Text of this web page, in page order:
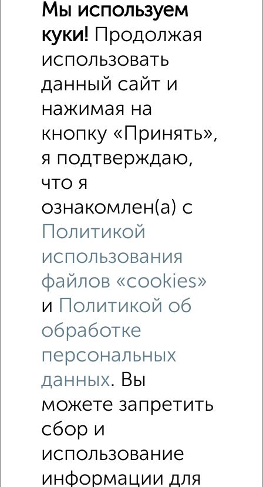
Похожие предложения рядом
Дома недалеко от Керченская 1
Рядом, с меньшей ценой
Недалеко от Керченская 1 с ценой ниже
Поиск по схожим параметрам:
микрорайон Дубинка на улице Керченская
С холодильником
Со стиральной машиной С телевизором
С интернетом С кондиционером
Мы используем
куки! Продолжая
использовать
данный сайт и
нажимая на
кнопку «Принять»,
я подтверждаю,
что я
ознакомлен(а) с
Политикой
использования
файлов «cookies»
и Политикой об
обработке
персональных
данных. Вы
можете запретить
сбор и
использование
информации для